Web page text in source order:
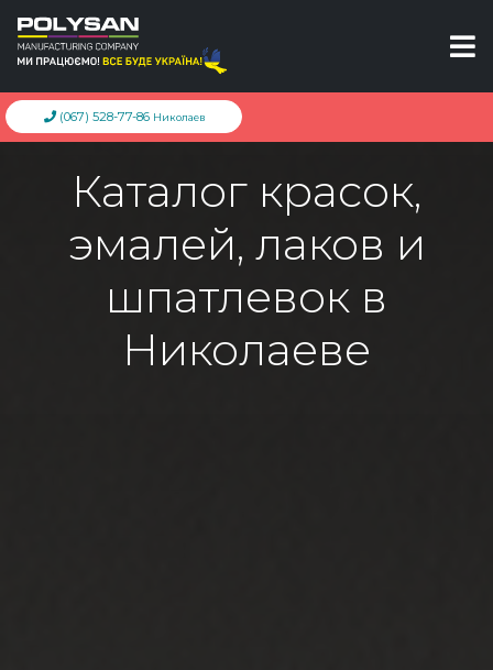
(067) 528-77-86 Николаев
Каталог красок,
эмалей, лаков и
шпатлевок в
Николаеве